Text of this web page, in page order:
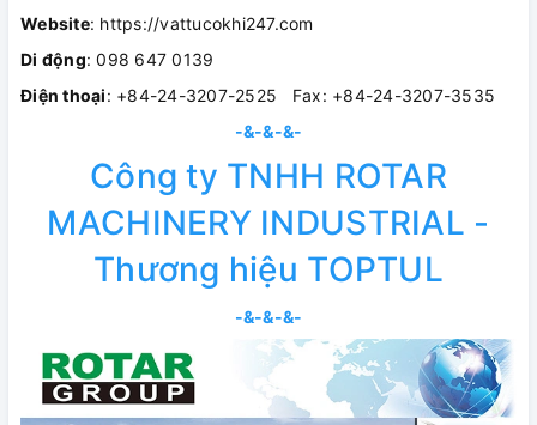
Website: https://vattucokhi247.com
Di động: 098 647 0139
Điện thoại: +84-24-3207-2525 Fax: +84-24-3207-3535
-&-&-&-
Công ty TNHH ROTAR
MACHINERY INDUSTRIAL -
Thương hiệu TOPTUL
-&-&-&-